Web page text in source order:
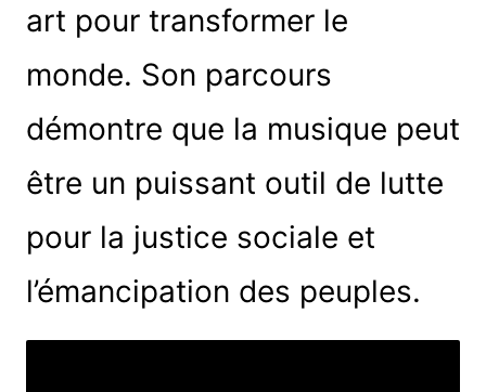
art pour transformer le
monde. Son parcours
démontre que la musique peut
être un puissant outil de lutte
pour la justice sociale et
l’émancipation des peuples.